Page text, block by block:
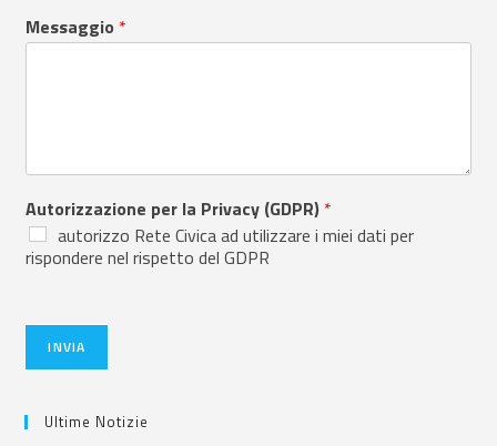
Messaggio *
Autorizzazione per la Privacy (GDPR) *
autorizzo Rete Civica ad utilizzare i miei dati per
rispondere nel rispetto del GDPR
INVIA
Ultime Notizie